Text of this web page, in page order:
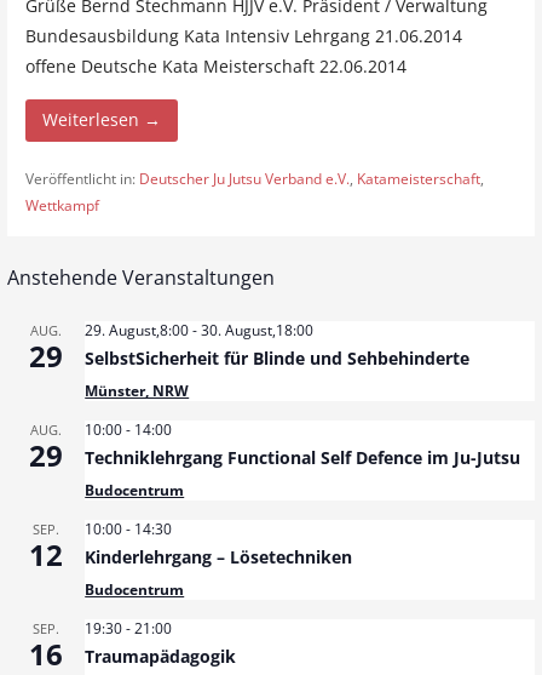
Grüße Bernd Stechmann HJJV e.V. Präsident / Verwaltung
Bundesausbildung Kata Intensiv Lehrgang 21.06.2014
offene Deutsche Kata Meisterschaft 22.06.2014
Weiterlesen →
Veröffentlicht in: Deutscher Ju Jutsu Verband e.V., Katameisterschaft,
Wettkampf
Anstehende Veranstaltungen
AUG.
29
29. August,8:00-30. August,18:00
SelbstSicherheit für Blinde und Sehbehinderte
Münster, NRW
AUG.
29
10:00- 14:00
Techniklehrgang Functional Self Defence im Ju-Jutsu
Budocentrum
SEP.
12
10:00- 14:30
Kinderlehrgang – Lösetechniken
Budocentrum
SEP.
16
19:30-21:00
Traumapädagogik